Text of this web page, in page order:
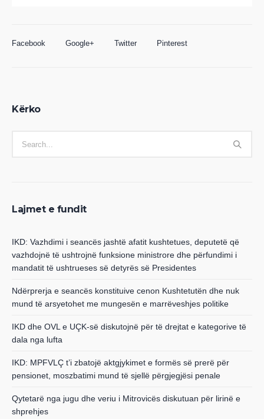
Facebook Google+ Twitter Pinterest
Kërko
Lajmet e fundit
IKD: Vazhdimi i seancës jashtë afatit kushtetues, deputetë që
vazhdojnë të ushtrojnë funksione ministrore dhe përfundimi i
mandatit të ushtrueses së detyrës së Presidentes
Ndërprerja e seancës konstituive cenon Kushtetutën dhe nuk
mund të arsyetohet me mungesën e marrëveshjes politike
IKD dhe OVL e UÇK-së diskutojnë për të drejtat e kategorive të
dala nga lufta
IKD: MPFVLÇ t’i zbatojë aktgjykimet e formës së prerë për
pensionet, moszbatimi mund të sjellë përgjegjësi penale
Qytetarë nga jugu dhe veriu i Mitrovicës diskutuan për lirinë e
shprehjes